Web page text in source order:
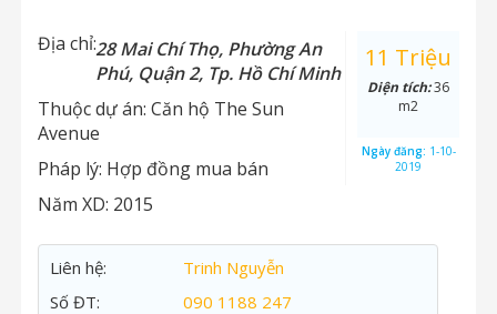
Địa chỉ:28 Mai Chí Thọ, Phường An
Phú, Quận 2, Tp. Hồ Chí Minh
Thuộc dự án: Căn hộ The Sun
Avenue
Pháp lý: Hợp đồng mua bán
Năm XD: 2015
11 Triệu
Diện tích:36
m2
Ngày đăng: 1-10-
2019
Liên hệ:
Trinh Nguyễn
Số ĐT:
090 1188 247